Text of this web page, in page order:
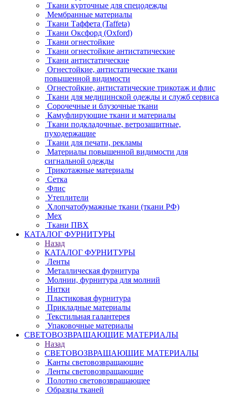
Ткани курточные для спецодежды
Мембранные материалы
Ткани Таффета (Taffeta)
Ткани Оксфорд (Oxford)
Ткани огнестойкие
Ткани огнестойкие антистатические
Ткани антистатические
Огнестойкие, антистатические ткани
повышенной видимости
Огнестойкие, антистатические трикотаж и флис
Ткани для медицинской одежды и служб сервиса
Сорочечные и блузочные ткани
Камуфлирующие ткани и материалы
Ткани подкладочные, ветрозащитные,
пуходержащие
Ткани для печати, рекламы
Материалы повышенной видимости для
сигнальной одежды
Трикотажные материалы
Сетка
Флис
Утеплители
Хлопчатобумажные ткани (ткани РФ)
Мех
Ткани ПВХ
КАТАЛОГ ФУРНИТУРЫ
Назад
КАТАЛОГ ФУРНИТУРЫ
Ленты
Металлическая фурнитура
Молнии, фурнитура для молний
Нитки
Пластиковая фурнитура
Прикладные материалы
Текстильная галантерея
Упаковочные материалы
СВЕТОВОЗВРАЩАЮЩИЕ МАТЕРИАЛЫ
Назад
СВЕТОВОЗВРАЩАЮЩИЕ МАТЕРИАЛЫ
Канты световозвращающие
Ленты световозвращающие
Полотно световозвращающее
Образцы тканей